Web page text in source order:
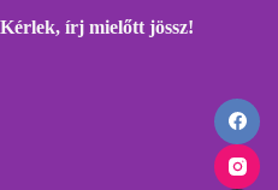
Kérlek, írj mielőtt jössz!